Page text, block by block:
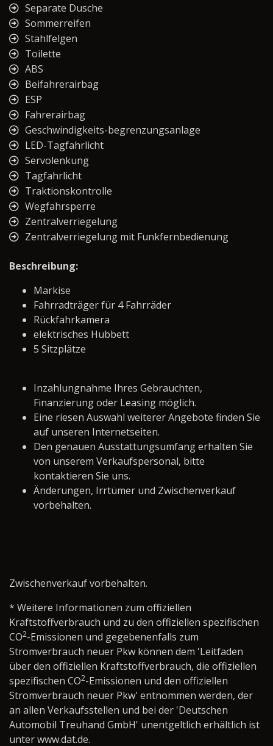
Separate Dusche
Sommerreifen
Stahlfelgen
Toilette
ABS
Beifahrerairbag
ESP
Fahrerairbag
Geschwindigkeits-begrenzungsanlage
LED-Tagfahrlicht
Servolenkung
Tagfahrlicht
Traktionskontrolle
Wegfahrsperre
Zentralverriegelung
Zentralverriegelung mit Funkfernbedienung
Beschreibung:
Markise
Fahrradträger für 4 Fahrräder
Rückfahrkamera
elektrisches Hubbett
5 Sitzplätze
Inzahlungnahme Ihres Gebrauchten,
Finanzierung oder Leasing möglich.
Eine riesen Auswahl weiterer Angebote finden Sie
auf unseren Internetseiten.
Den genauen Ausstattungsumfang erhalten Sie
von unserem Verkaufspersonal, bitte
kontaktieren Sie uns.
Änderungen, Irrtümer und Zwischenverkauf
vorbehalten.
Zwischenverkauf vorbehalten.
* Weitere Informationen zum offiziellen
Kraftstoffverbrauch und zu den offiziellen spezifischen
CO2-Emissionen und gegebenenfalls zum
Stromverbrauch neuer Pkw können dem 'Leitfaden
über den offiziellen Kraftstoffverbrauch, die offiziellen
spezifischen CO2-Emissionen und den offiziellen
Stromverbrauch neuer Pkw' entnommen werden, der
an allen Verkaufsstellen und bei der 'Deutschen
Automobil Treuhand GmbH' unentgeltlich erhältlich ist
unter www.dat.de.